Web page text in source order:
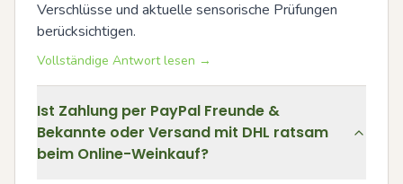
Verschlüsse und aktuelle sensorische Prüfungen
berücksichtigen.
Vollständige Antwort lesen →
Ist Zahlung per PayPal Freunde &
Bekannte oder Versand mit DHL ratsam
beim Online-Weinkauf?